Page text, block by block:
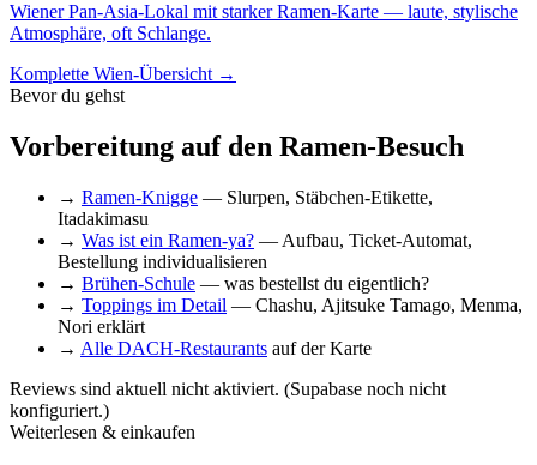
Wiener Pan-Asia-Lokal mit starker Ramen-Karte — laute, stylische
Atmosphäre, oft Schlange.
Komplette Wien-Übersicht →
Bevor du gehst
Vorbereitung auf den Ramen-Besuch
→ Ramen-Knigge — Slurpen, Stäbchen-Etikette,
Itadakimasu
→ Was ist ein Ramen-ya? — Aufbau, Ticket-Automat,
Bestellung individualisieren
→ Brühen-Schule — was bestellst du eigentlich?
→ Toppings im Detail — Chashu, Ajitsuke Tamago, Menma,
Nori erklärt
→ Alle DACH-Restaurants auf der Karte
Reviews sind aktuell nicht aktiviert. (Supabase noch nicht
konfiguriert.)
Weiterlesen & einkaufen